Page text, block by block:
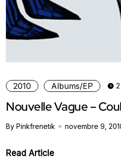
2010 Albums/EP
Nouvelle Vague –
By Pinkfrenetik novembre 9,
Read Article